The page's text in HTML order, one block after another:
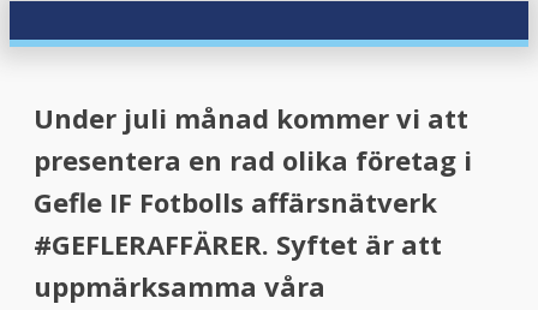
Under juli månad kommer vi att
presentera en rad olika företag i
Gefle IF Fotbolls affärsnätverk
#GEFLERAFFÄRER. Syftet är att
uppmärksamma våra